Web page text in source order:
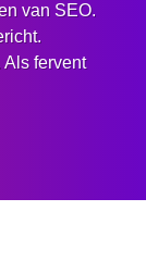
van SEO.
fervent